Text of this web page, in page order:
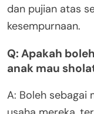
dan pujian atas
kesempurnaan.
Q: Apakah
anak mau
A: Boleh sebagai